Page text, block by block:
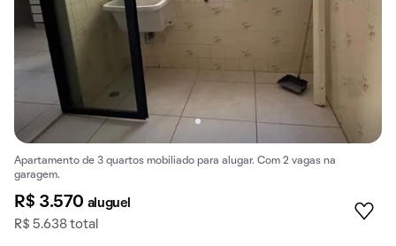
Apartamento de 3 quartos mobiliado para alugar. Com 2 vagas na
garagem.
R$ 3.570 aluguel
R$ 5.638 total